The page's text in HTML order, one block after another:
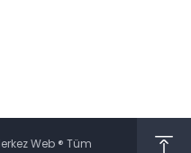
Web ® Tüm